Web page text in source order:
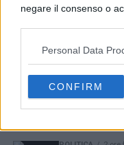
negare il consenso o
possono non
opporti a tale
preferenze in qualsiasi
consultando la nostra
Personal Data
CONFIRM
Paduli,
SiAmo Paduli
NEWS 1 ora fa
Benevento,
Comune
ENTERTAINMENT
Segreti